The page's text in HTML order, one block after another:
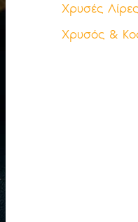
Χρυσές Λίρες
Χρυσός &